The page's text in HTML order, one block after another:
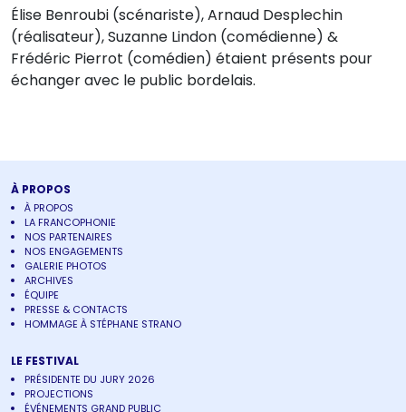
Élise Benroubi (scénariste), Arnaud Desplechin
(réalisateur), Suzanne Lindon (comédienne) &
Frédéric Pierrot (comédien) étaient présents pour
échanger avec le public bordelais.
À PROPOS
À PROPOS
LA FRANCOPHONIE
NOS PARTENAIRES
NOS ENGAGEMENTS
GALERIE PHOTOS
ARCHIVES
ÉQUIPE
PRESSE & CONTACTS
HOMMAGE À STÉPHANE STRANO
LE FESTIVAL
PRÉSIDENTE DU JURY 2026
PROJECTIONS
ÉVÉNEMENTS GRAND PUBLIC